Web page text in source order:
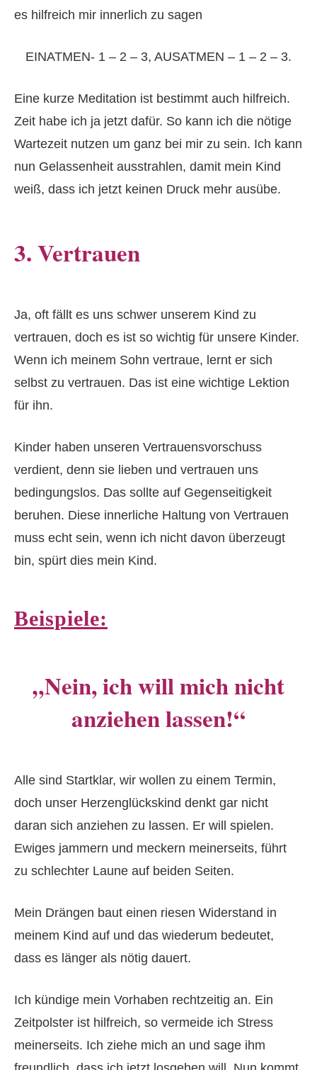
es hilfreich mir innerlich zu sagen
EINATMEN- 1 – 2 – 3, AUSATMEN – 1 – 2 – 3.
Eine kurze Meditation ist bestimmt auch hilfreich.
Zeit habe ich ja jetzt dafür. So kann ich die nötige
Wartezeit nutzen um ganz bei mir zu sein. Ich kann
nun Gelassenheit ausstrahlen, damit mein Kind
weiß, dass ich jetzt keinen Druck mehr ausübe.
3. Vertrauen
Ja, oft fällt es uns schwer unserem Kind zu
vertrauen, doch es ist so wichtig für unsere Kinder.
Wenn ich meinem Sohn vertraue, lernt er sich
selbst zu vertrauen. Das ist eine wichtige Lektion
für ihn.
Kinder haben unseren Vertrauensvorschuss
verdient, denn sie lieben und vertrauen uns
bedingungslos. Das sollte auf Gegenseitigkeit
beruhen. Diese innerliche Haltung von Vertrauen
muss echt sein, wenn ich nicht davon überzeugt
bin, spürt dies mein Kind.
Beispiele:
„Nein, ich will mich nicht
anziehen lassen!“
Alle sind Startklar, wir wollen zu einem Termin,
doch unser Herzenglückskind denkt gar nicht
daran sich anziehen zu lassen. Er will spielen.
Ewiges jammern und meckern meinerseits, führt
zu schlechter Laune auf beiden Seiten.
Mein Drängen baut einen riesen Widerstand in
meinem Kind auf und das wiederum bedeutet,
dass es länger als nötig dauert.
Ich kündige mein Vorhaben rechtzeitig an. Ein
Zeitpolster ist hilfreich, so vermeide ich Stress
meinerseits. Ich ziehe mich an und sage ihm